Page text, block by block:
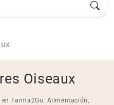
Oiseaux
Farma2Go. Alimentación,